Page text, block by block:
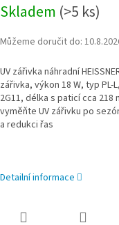
Skladem (>5 ks)
Můžeme doručit do:
UV zářivka náhradní
zářivka, výkon 18 W, typ
2G11, délka s paticí cca 218
vyměňte UV zářivku po
a redukci řas
Detailní informace